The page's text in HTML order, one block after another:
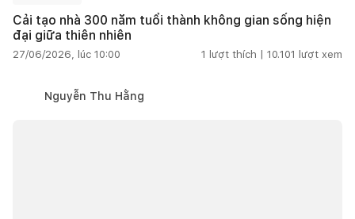
Cải tạo nhà 300 năm tuổi thành không gian sống hiện
đại giữa thiên nhiên
27/06/2026, lúc 10:00 1 lượt thích | 10.101 lượt xem
Nguyễn Thu Hằng